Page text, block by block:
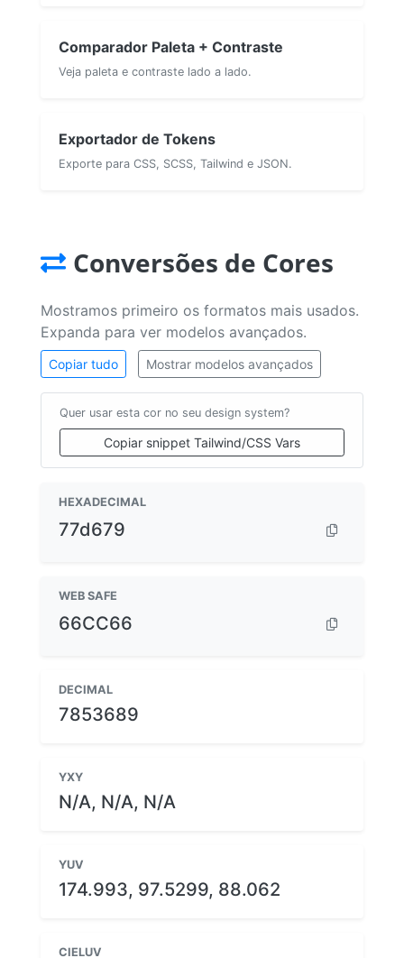
Comparador Paleta + Contraste
Veja paleta e contraste lado a lado.
Exportador de Tokens
Exporte para CSS, SCSS, Tailwind e JSON.
Conversões de Cores
Mostramos primeiro os formatos mais usados.
Expanda para ver modelos avançados.
Copiar tudo Mostrar modelos avançados
Quer usar esta cor no seu design system?
Copiar snippet Tailwind/CSS Vars
HEXADECIMAL
77d679
WEB SAFE
66CC66
DECIMAL
7853689
YXY
N/A, N/A, N/A
YUV
174.993, 97.5299, 88.062
CIELUV